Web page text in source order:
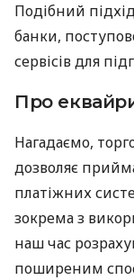
Подібний
банки,
сервісів для
Про
Нагадаємо,
дозволяє
платіжних
зокрема з
наш час
поширеним